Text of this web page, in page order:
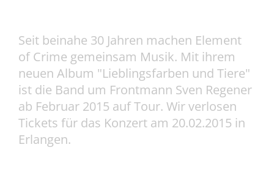
Seit beinahe 30 Jahren machen Element
of Crime gemeinsam Musik. Mit ihrem
neuen Album "Lieblingsfarben und Tiere"
ist die Band um Frontmann Sven Regener
ab Februar 2015 auf Tour. Wir verlosen
Tickets für das Konzert am 20.02.2015 in
Erlangen.